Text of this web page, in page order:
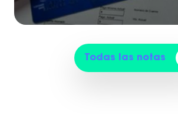
Todas las notas